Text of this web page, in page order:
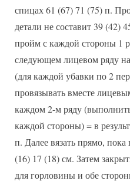
спицах 61 (67) 71 (75) п.
детали не составит 39 (42)
пройм с каждой стороны 1
следующем лицевом ряду
(для каждой убавки по 2
провязывать вместе
каждом 2-м ряду
каждой стороны) = в
п. Далее вязать прямо,
(16) 17 (18) см. Затем
для горловины и обе